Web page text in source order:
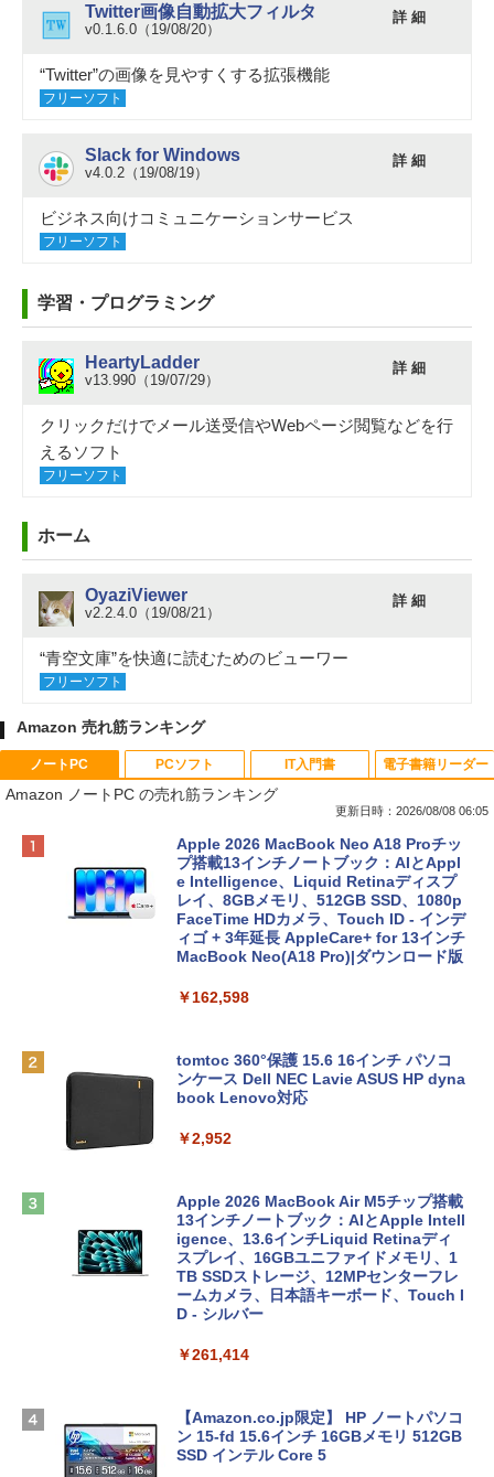
Twitter画像自動拡大フィルタ
v0.1.6.0（19/08/20）
詳 細
“Twitter”の画像を見やすくする拡張機能
フリーソフト
Slack for Windows
v4.0.2（19/08/19）
詳 細
ビジネス向けコミュニケーションサービス
フリーソフト
学習・プログラミング
HeartyLadder
v13.990（19/07/29）
詳 細
クリックだけでメール送受信やWebページ閲覧などを行
えるソフト
フリーソフト
ホーム
OyaziViewer
v2.2.4.0（19/08/21）
詳 細
“青空文庫”を快適に読むためのビューワー
フリーソフト
Amazon 売れ筋ランキング
ノートPC
Amazon ノートPC の売れ筋ランキング
更新日時：2026/08/08 06:05
Apple 2026 MacBook Neo A18 Proチッ
プ搭載13インチノートブック：AIとAppl
e Intelligence、Liquid Retinaディスプ
レイ、8GBメモリ、512GB SSD、1080p
FaceTime HDカメラ、Touch ID - インデ
ィゴ + 3年延長 AppleCare+ for 13インチ
MacBook Neo(A18 Pro)|ダウンロード版
￥162,598
tomtoc 360°保護 15.6 16インチ パソコ
ンケース Dell NEC Lavie ASUS HP dyna
book Lenovo対応
￥2,952
Apple 2026 MacBook Air M5チップ搭載
13インチノートブック：AIとApple Intell
igence、13.6インチLiquid Retinaディ
スプレイ、16GBユニファイドメモリ、1
TB SSDストレージ、12MPセンターフレ
ームカメラ、日本語キーボード、Touch I
D - シルバー
￥261,414
【Amazon.co.jp限定】 HP ノートパソコ
ン 15-fd 15.6インチ 16GBメモリ 512GB
SSD インテル Core 5
PCソフト IT入門書 電子書籍リーダー